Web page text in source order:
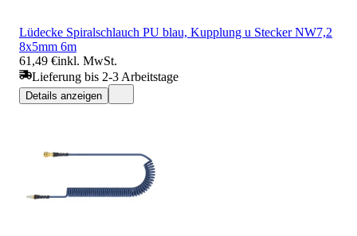
Lüdecke Spiralschlauch PU blau, Kupplung u Stecker NW7,2
8x5mm 6m
61,49 €inkl. MwSt.
Lieferung bis 2-3 Arbeitstage
Details anzeigen